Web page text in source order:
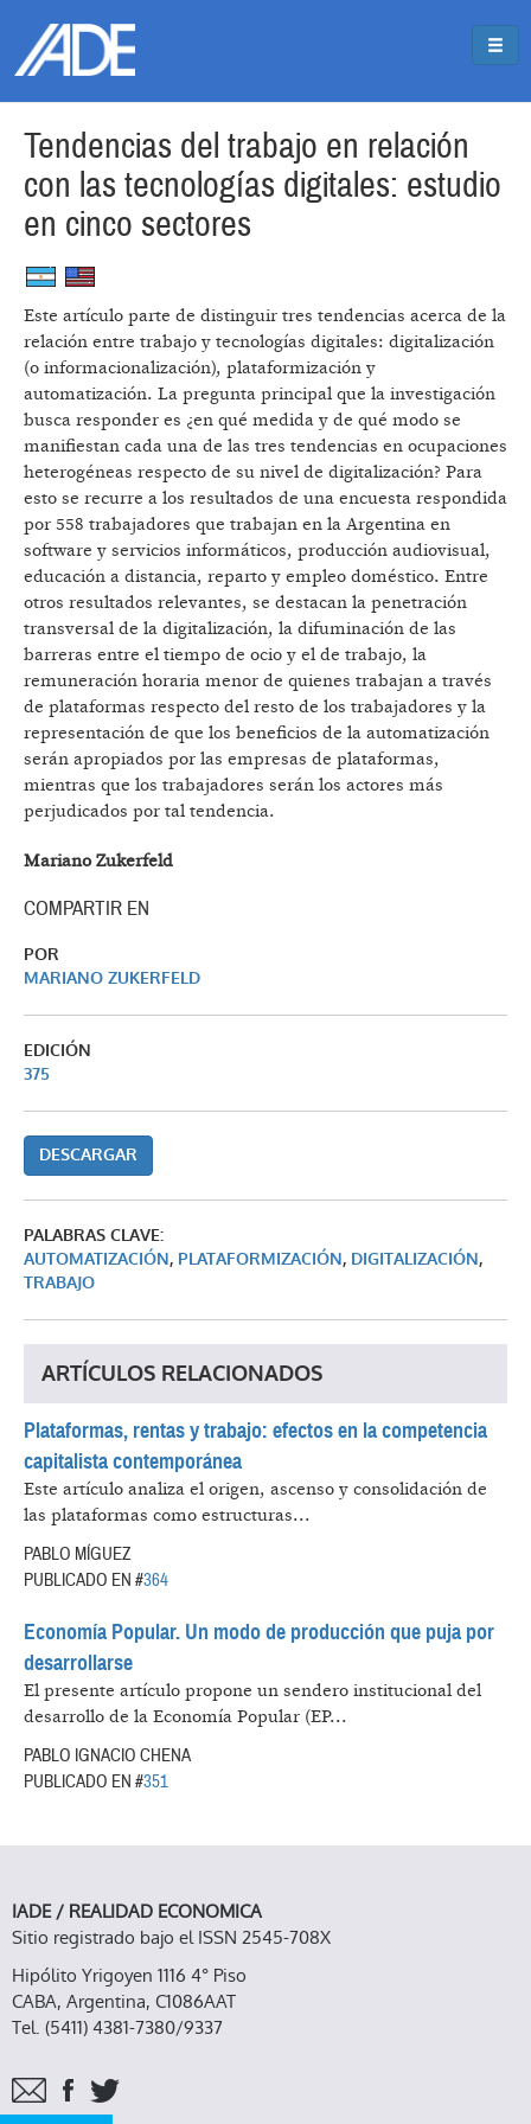
Tendencias del trabajo en relación
con las tecnologías digitales: estudio
en cinco sectores
Este artículo parte de distinguir tres tendencias acerca de la
relación entre trabajo y tecnologías digitales: digitalización
(o informacionalización), plataformización y
automatización. La pregunta principal que la investigación
busca responder es ¿en qué medida y de qué modo se
manifiestan cada una de las tres tendencias en ocupaciones
heterogéneas respecto de su nivel de digitalización? Para
esto se recurre a los resultados de una encuesta respondida
por 558 trabajadores que trabajan en la Argentina en
software y servicios informáticos, producción audiovisual,
educación a distancia, reparto y empleo doméstico. Entre
otros resultados relevantes, se destacan la penetración
transversal de la digitalización, la difuminación de las
barreras entre el tiempo de ocio y el de trabajo, la
remuneración horaria menor de quienes trabajan a través
de plataformas respecto del resto de los trabajadores y la
representación de que los beneficios de la automatización
serán apropiados por las empresas de plataformas,
mientras que los trabajadores serán los actores más
perjudicados por tal tendencia.
Mariano Zukerfeld
COMPARTIR EN
POR
MARIANO ZUKERFELD
EDICIÓN
375
DESCARGAR
PALABRAS CLAVE:
AUTOMATIZACIÓN, PLATAFORMIZACIÓN, DIGITALIZACIÓN,
TRABAJO
ARTÍCULOS RELACIONADOS
Plataformas, rentas y trabajo: efectos en la competencia
capitalista contemporánea
Este artículo analiza el origen, ascenso y consolidación de
las plataformas como estructuras...
PABLO MÍGUEZ
PUBLICADO EN #364
Economía Popular. Un modo de producción que puja por
desarrollarse
El presente artículo propone un sendero institucional del
desarrollo de la Economía Popular (EP...
PABLO IGNACIO CHENA
PUBLICADO EN #351
IADE / REALIDAD ECONOMICA
Sitio registrado bajo el ISSN 2545-708X
Hipólito Yrigoyen 1116 4° Piso
CABA, Argentina, C1086AAT
Tel. (5411) 4381-7380/9337